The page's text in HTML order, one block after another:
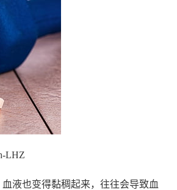
LHZ
液也变得黏稠起来，往往会导致血